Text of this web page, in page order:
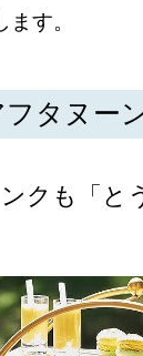
【まったり楽
つけたい】
見つけたい】
見つけたい】
つけたい】
見つけたい】
す。
タヌー
クも「と